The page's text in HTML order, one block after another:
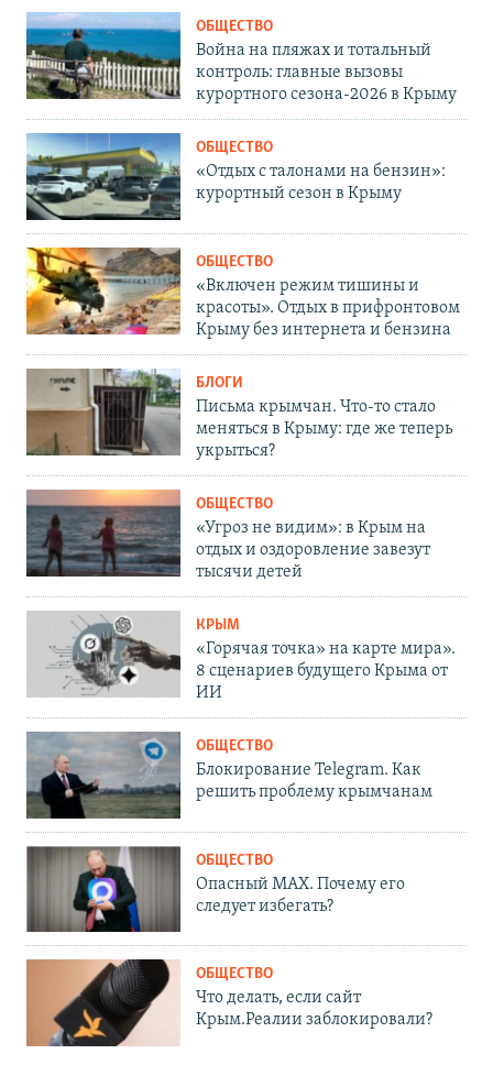
ОБЩЕСТВО
Война на пляжах и тотальный
контроль: главные вызовы
курортного сезона-2026 в Крыму
ОБЩЕСТВО
«Отдых с талонами на бензин»:
курортный сезон в Крыму
ОБЩЕСТВО
«Включен режим тишины и
красоты». Отдых в прифронтовом
Крыму без интернета и бензина
БЛОГИ
Письма крымчан. Что-то стало
меняться в Крыму: где же теперь
укрыться?
ОБЩЕСТВО
«Угроз не видим»: в Крым на
отдых и оздоровление завезут
тысячи детей
КРЫМ
«Горячая точка» на карте мира».
8 сценариев будущего Крыма от
ИИ
ОБЩЕСТВО
Блокирование Telegram. Как
решить проблему крымчанам
ОБЩЕСТВО
Опасный MAX. Почему его
следует избегать?
ОБЩЕСТВО
Что делать, если сайт
Крым.Реалии заблокировали?